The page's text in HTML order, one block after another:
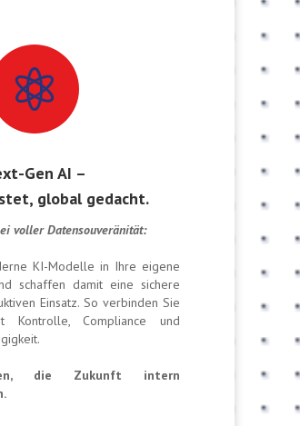

Gen AI –
global gedacht.
voller Datensouveränität:
KI-Modelle in Ihre eigene
schaffen damit eine sichere
Einsatz. So verbinden Sie
Kontrolle, Compliance und
die Zukunft intern